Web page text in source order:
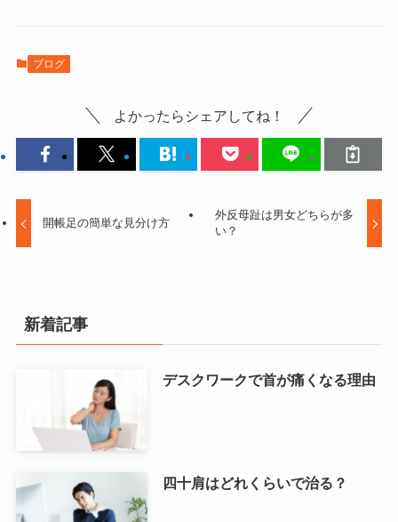
ブログ
よかったらシェアしてね！
開帳足の簡単な見分け方
外反母趾は男女どちらが多
い？
新着記事
デスクワークで首が痛くなる理由
四十肩はどれくらいで治る？